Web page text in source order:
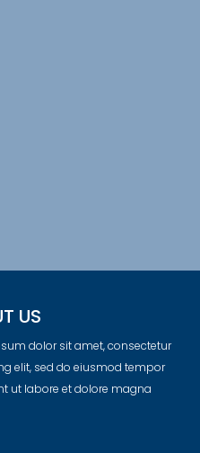
US
dolor sit amet, consectetur
elit, sed do eiusmod tempor
ut labore et dolore magna